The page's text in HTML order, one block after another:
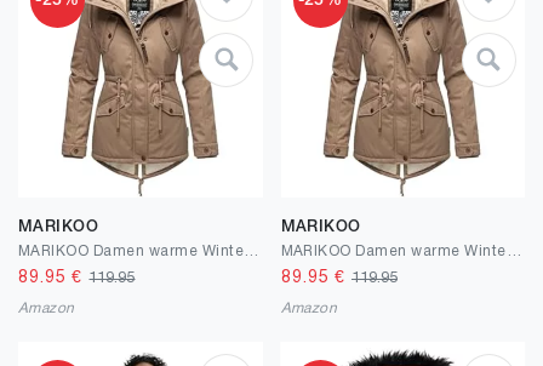
MARIKOO
89.95 €119.95
Amazon
MARIKOO
89.95 € 119.95
Amazon